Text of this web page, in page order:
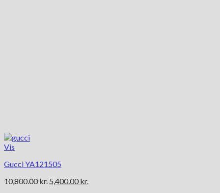
Vis
Gucci YA121505
10,800.00kr. Den
5,400.00 kr.